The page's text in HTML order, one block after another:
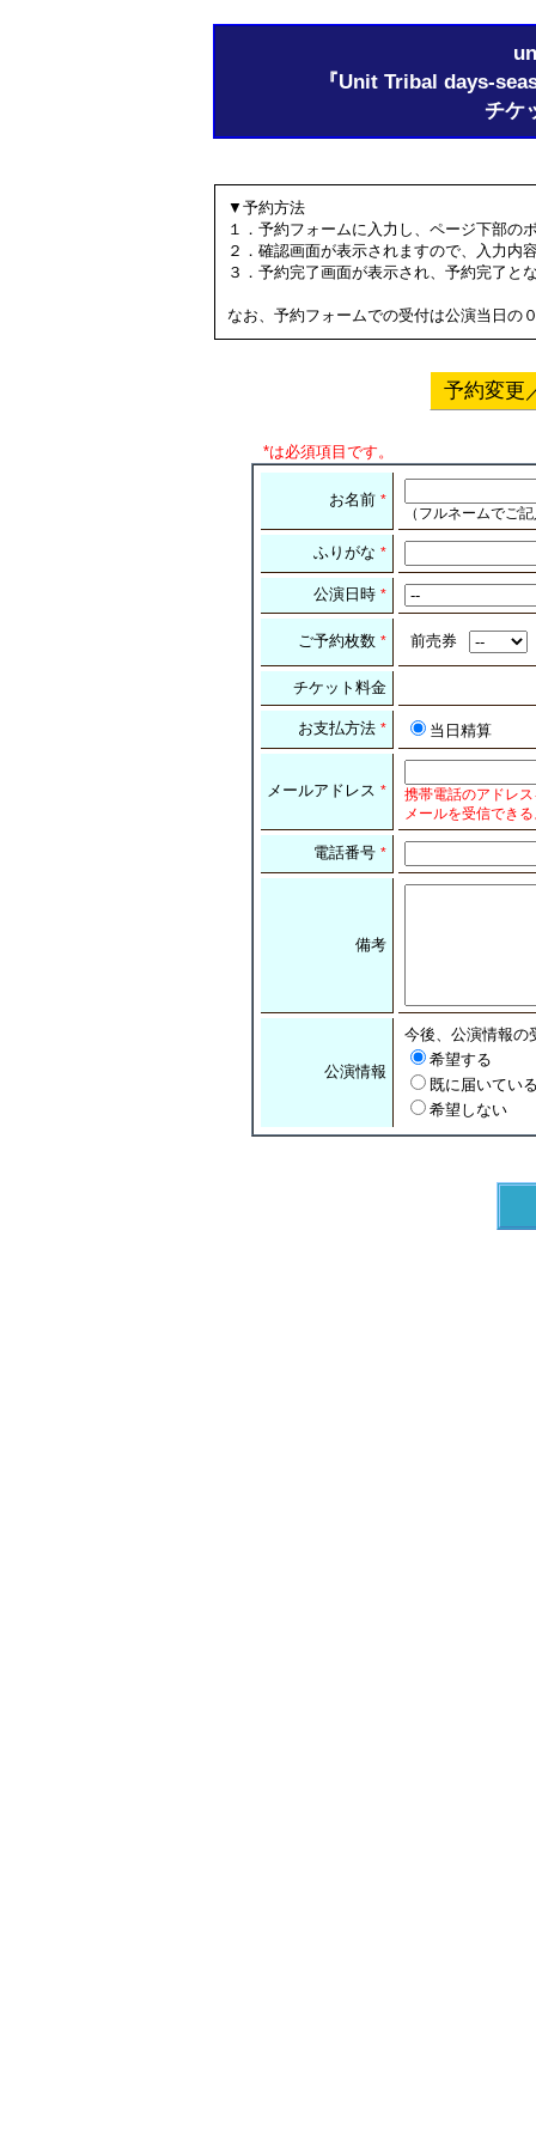
『Unit Tribal days-
チケ
▼予約方法
１．予約フォームに入力し、ページ下部の
２．確認画面が表示されますので、入力内
３．予約完了画面が表示され、予約完了と
なお、予約フォームでの受付は公演当日の
予約変更
*は必須項目です。
お名前 *
（フルネームでご
ふりがな *
公演日時 *
ご予約枚数 * 前売券
チケット料金
お支払方法 * 当日精算
メールアドレス *
携帯電話のアドレ
メールを受信でき
電話番号 *
備考
公演情報
今後、公演情報の
希望する
既に届いてい
希望しない